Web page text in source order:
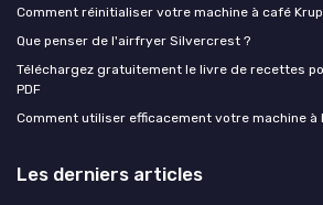
Comment réinitialiser votre machine à café
Que penser de l'airfryer Silvercrest ?
Téléchargez gratuitement le livre de recettes
PDF
Comment utiliser efficacement votre machine à
Les derniers articles